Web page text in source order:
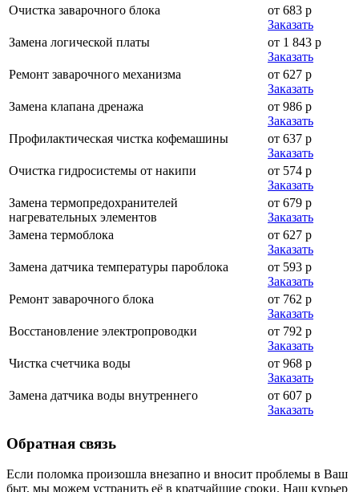
Очистка заварочного блока
от 683 р
Заказать
Замена логической платы
от 1 843 р
Заказать
Ремонт заварочного механизма
от 627 р
Заказать
Замена клапана дренажа
от 986 р
Заказать
Профилактическая чистка кофемашины
от 637 р
Заказать
Очистка гидросистемы от накипи
от 574 р
Заказать
Замена термопредохранителей
нагревательных элементов
от 679 р
Заказать
Замена термоблока
от 627 р
Заказать
Замена датчика температуры пароблока
от 593 р
Заказать
Ремонт заварочного блока
от 762 р
Заказать
Восстановление электропроводки
от 792 р
Заказать
Чистка счетчика воды
от 968 р
Заказать
Замена датчика воды внутреннего
от 607 р
Заказать
Обратная связь
Если поломка произошла внезапно и вносит проблемы в Ваш
быт, мы можем устранить её в кратчайшие сроки. Наш курьер